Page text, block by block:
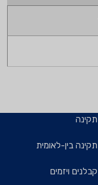
תקינה
תקינה בין-לאומית
קבלנים ויזמים